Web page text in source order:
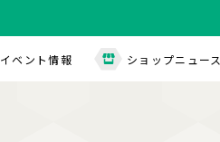
イベント情報 ショップニュース